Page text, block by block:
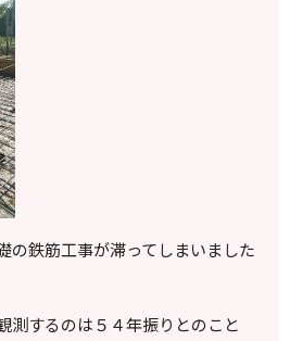
の鉄筋工事が滞ってしまいました
測するのは５４年振りとのこと